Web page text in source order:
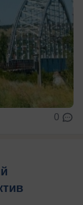
0